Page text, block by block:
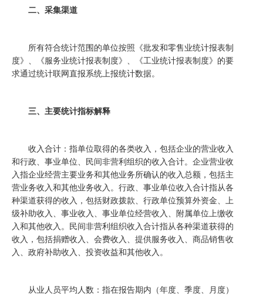
二、采集渠道
所有符合统计范围的单位按照《批发和零售业统计报表制
度》、《服务业统计报表制度》、《工业统计报表制度》的要
求通过统计联网直报系统上报统计数据。
三、主要统计指标解释
收入合计：指单位取得的各类收入，包括企业的营业收入
和行政、事业单位、民间非营利组织的收入合计。企业营业收
入指企业经营主要业务和其他业务所确认的收入总额，包括主
营业务收入和其他业务收入。行政、事业单位收入合计指从各
种渠道获得的收入，包括财政拨款、行政单位预算外资金、上
级补助收入、事业收入、事业单位经营收入、附属单位上缴收
入和其他收入。民间非营利组织收入合计指从各种渠道获得的
收入，包括捐赠收入、会费收入、提供服务收入、商品销售收
入、政府补助收入、投资收益和其他收入。
从业人员平均人数：指在报告期内（年度、季度、月度）